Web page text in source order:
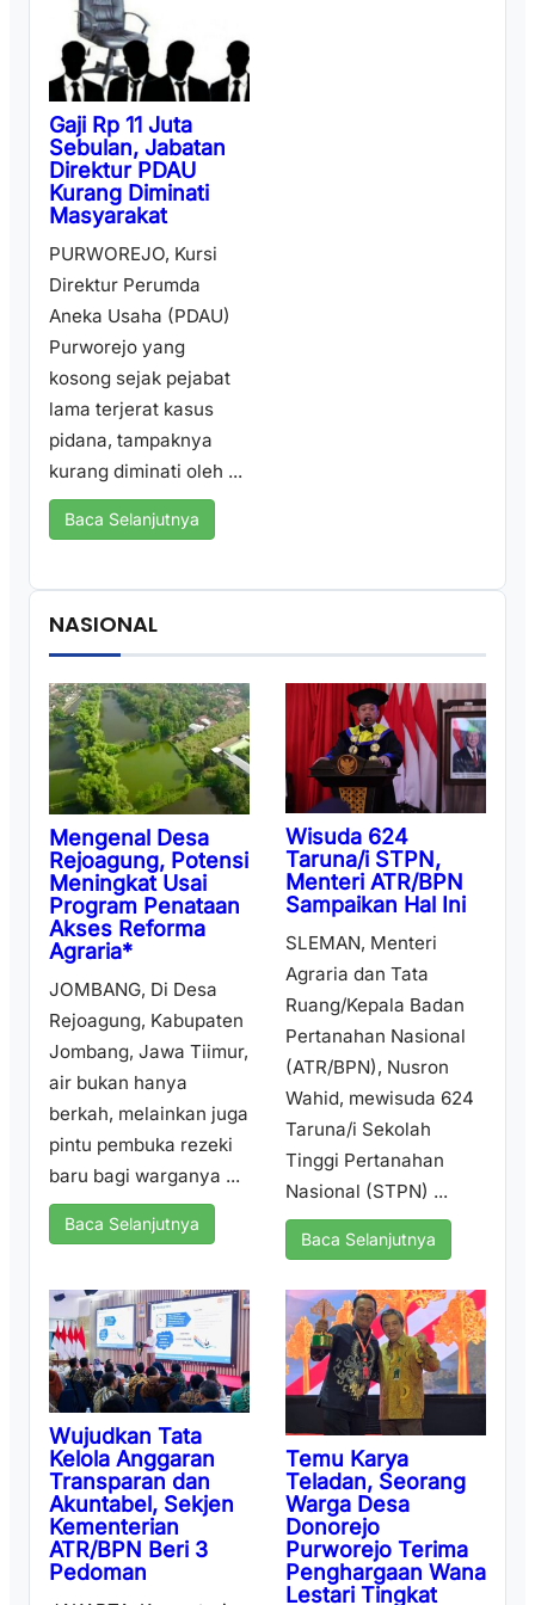
Gaji Rp 11 Juta
Sebulan, Jabatan
Direktur PDAU
Kurang Diminati
Masyarakat
PURWOREJO, Kursi
Direktur Perumda
Aneka Usaha (PDAU)
Purworejo yang
kosong sejak pejabat
lama terjerat kasus
pidana, tampaknya
kurang diminati oleh ...
Baca Selanjutnya
NASIONAL
Mengenal Desa
Rejoagung, Potensi
Meningkat Usai
Program Penataan
Akses Reforma
Agraria*
JOMBANG, Di Desa
Rejoagung, Kabupaten
Jombang, Jawa Tiimur,
air bukan hanya
berkah, melainkan juga
pintu pembuka rezeki
baru bagi warganya ...
Baca Selanjutnya
Wisuda 624
Taruna/i STPN,
Menteri ATR/BPN
Sampaikan Hal Ini
SLEMAN, Menteri
Agraria dan Tata
Ruang/Kepala Badan
Pertanahan Nasional
(ATR/BPN), Nusron
Wahid, mewisuda 624
Taruna/i Sekolah
Tinggi Pertanahan
Nasional (STPN) ...
Baca Selanjutnya
Wujudkan Tata
Kelola Anggaran
Transparan dan
Akuntabel, Sekjen
Kementerian
ATR/BPN Beri 3
Pedoman
Temu Karya
Teladan, Seorang
Warga Desa
Donorejo
Purworejo Terima
Penghargaan Wana
Lestari Tingkat